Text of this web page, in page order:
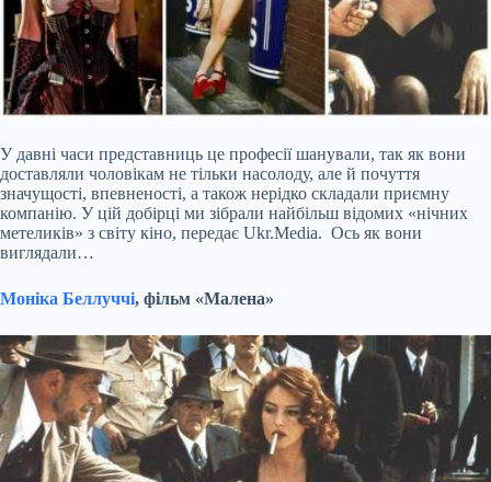
У давні часи представниць це професії шанували, так як вони
доставляли чоловікам не тільки насолоду, але й почуття
значущості, впевненості, а також нерідко складали приємну
компанію. У цій добірці ми зібрали найбільш відомих «нічних
метеликів» з світу кіно, передає Ukr.Media. Ось як вони
виглядали…
Моніка Беллуччі, фільм «Малена»